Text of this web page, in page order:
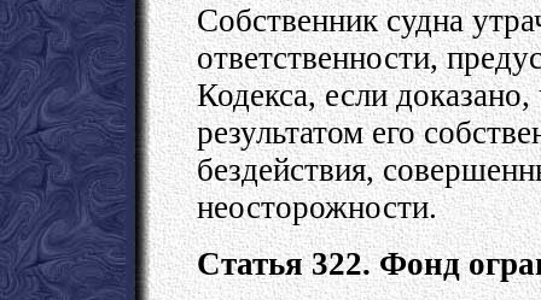
Собственник судна
ответственности,
Кодекса, если
результатом его
бездействия,
неосторожности.
Статья 322. Фонд